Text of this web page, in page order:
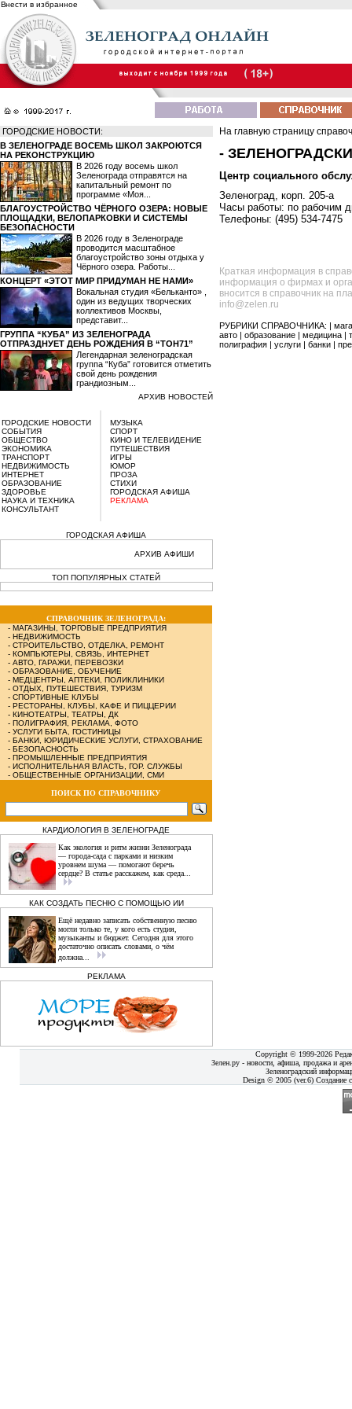
Внести в избранное
ГОРОДСКИЕ НОВОСТИ:
В ЗЕЛЕНОГРАДЕ ВОСЕМЬ ШКОЛ ЗАКРОЮТСЯ
НА РЕКОНСТРУКЦИЮ
В 2026 году восемь школ
Зеленограда отправятся на
капитальный ремонт по
программе «Моя...
БЛАГОУСТРОЙСТВО ЧЁРНОГО ОЗЕРА: НОВЫЕ
ПЛОЩАДКИ, ВЕЛОПАРКОВКИ И СИСТЕМЫ
БЕЗОПАСНОСТИ
В 2026 году в Зеленограде
проводится масштабное
благоустройство зоны отдыха у
Чёрного озера. Работы...
КОНЦЕРТ «ЭТОТ МИР ПРИДУМАН НЕ НАМИ»
Вокальная студия «Бельканто» ,
один из ведущих творческих
коллективов Москвы,
представит...
ГРУППА “КУБА” ИЗ ЗЕЛЕНОГРАДА
ОТПРАЗДНУЕТ ДЕНЬ РОЖДЕНИЯ В “ТОН71”
Легендарная зеленоградская
группа “Куба” готовится отметить
свой день рождения
грандиозным...
АРХИВ НОВОСТЕЙ
ГОРОДСКИЕ НОВОСТИ
СОБЫТИЯ
ОБЩЕСТВО
ЭКОНОМИКА
ТРАНСПОРТ
НЕДВИЖИМОСТЬ
ИНТЕРНЕТ
ОБРАЗОВАНИЕ
ЗДОРОВЬЕ
НАУКА И ТЕХНИКА
КОНСУЛЬТАНТ
МУЗЫКА
СПОРТ
КИНО И ТЕЛЕВИДЕНИЕ
ПУТЕШЕСТВИЯ
ИГРЫ
ЮМОР
ПРОЗА
СТИХИ
ГОРОДСКАЯ АФИША
РЕКЛАМА
ГОРОДСКАЯ АФИША
АРХИВ АФИШИ
ТОП ПОПУЛЯРНЫХ СТАТЕЙ
СПРАВОЧНИК ЗЕЛЕНОГРАДА:
- МАГАЗИНЫ, ТОРГОВЫЕ ПРЕДПРИЯТИЯ
- НЕДВИЖИМОСТЬ
- СТРОИТЕЛЬСТВО, ОТДЕЛКА, РЕМОНТ
- КОМПЬЮТЕРЫ, СВЯЗЬ, ИНТЕРНЕТ
- АВТО, ГАРАЖИ, ПЕРЕВОЗКИ
- ОБРАЗОВАНИЕ, ОБУЧЕНИЕ
- МЕДЦЕНТРЫ, АПТЕКИ, ПОЛИКЛИНИКИ
- ОТДЫХ, ПУТЕШЕСТВИЯ, ТУРИЗМ
- СПОРТИВНЫЕ КЛУБЫ
- РЕСТОРАНЫ, КЛУБЫ, КАФЕ И ПИЦЦЕРИИ
- КИНОТЕАТРЫ, ТЕАТРЫ, ДК
- ПОЛИГРАФИЯ, РЕКЛАМА, ФОТО
- УСЛУГИ БЫТА, ГОСТИНИЦЫ
- БАНКИ, ЮРИДИЧЕСКИЕ УСЛУГИ, СТРАХОВАНИЕ
- БЕЗОПАСНОСТЬ
- ПРОМЫШЛЕННЫЕ ПРЕДПРИЯТИЯ
- ИСПОЛНИТЕЛЬНАЯ ВЛАСТЬ, ГОР. СЛУЖБЫ
- ОБЩЕСТВЕННЫЕ ОРГАНИЗАЦИИ, СМИ
ПОИСК ПО СПРАВОЧНИКУ
КАРДИОЛОГИЯ В ЗЕЛЕНОГРАДЕ
Как экология и ритм жизни Зеленограда
— города‑сада с парками и низким
уровнем шума — помогают беречь
сердце? В статье расскажем, как среда...
КАК СОЗДАТЬ ПЕСНЮ С ПОМОЩЬЮ ИИ
Ещё недавно записать собственную песню
могли только те, у кого есть студия,
музыканты и бюджет. Сегодня для этого
достаточно описать словами, о чём
должна...
РЕКЛАМА
На главную страницу
-
Центр социального
Зеленоград, корп. 205-а
Часы работы: по рабочим
Телефоны: (495) 534-7475
Краткая информация в
информация о фирмах и
вносится в справочник на
info@zelen.ru
РУБРИКИ СПРАВОЧНИКА: |
авто
образование медицина
полиграфия
услуги банки
Copyright © 1999-2026
Зелен.ру - новости, афиша, продажа и
Зеленоградский
Design © 2005 (ver.6) Создание